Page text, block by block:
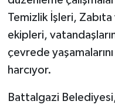
Temizlik İşleri,
ekipleri,
çevrede
harcıyor.
Battalgazi